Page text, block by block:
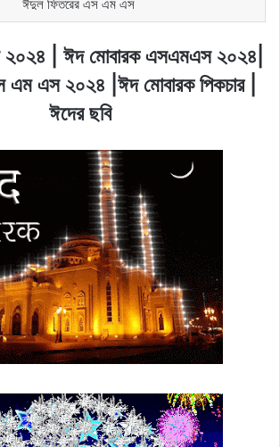
ঈদুল ফিতরের এস এম এস
| ঈদ মোবারক এসএমএস ২০২৪|
এস ২০২৪ |ঈদ মোবারক পিকচার |
ঈদের ছবি